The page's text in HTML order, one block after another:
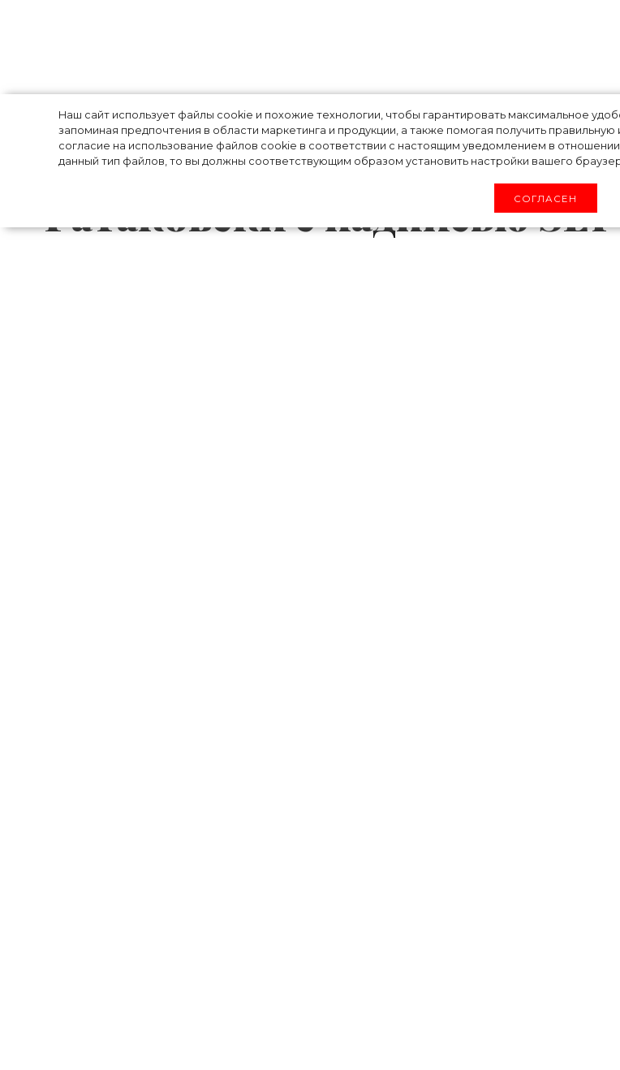
Наш сайт использует файлы cookie и похожие технологии, чтобы гарантировать максимальное
запоминая предпочтения в области маркетинга и продукции, а также помогая получить
согласие на использование файлов cookie в соответствии с настоящим уведомлением в
данный тип файлов, то вы должны соответствующим образом установить настройки вашего
СОГЛАСЕН
Невероятно трогательно:
означает новое
Ратаковски с надписью SLY